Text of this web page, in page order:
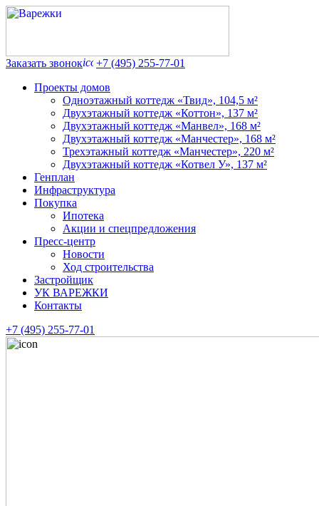
Заказать звонок
+7 (495) 255-77-01
Проекты домов
Одноэтажный коттедж «Твид», 104,5 м²
Двухэтажный коттедж «Коттон», 137 м²
Двухэтажный коттедж «Манвел», 168 м²
Двухэтажный коттедж «Манчестер», 168 м²
Трехэтажный коттедж «Манчестер», 220 м²
Двухэтажный коттедж «Котвел У», 137 м²
Генплан
Инфраструктура
Покупка
Ипотека
Акции и спецпредложения
Пресс-центр
Новости
Ход строительства
Застройщик
УК ВАРЕЖКИ
Контакты
+7 (495) 255-77-01